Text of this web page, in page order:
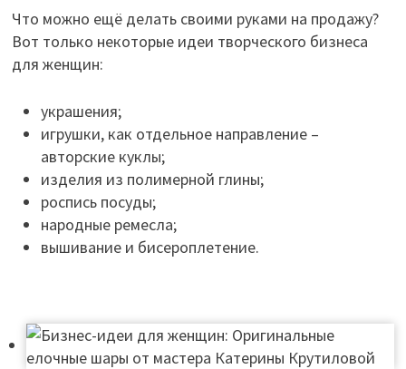
Что можно ещё делать своими руками на продажу?
Вот только некоторые идеи творческого бизнеса
для женщин:
украшения;
игрушки, как отдельное направление –
авторские куклы;
изделия из полимерной глины;
роспись посуды;
народные ремесла;
вышивание и бисероплетение.